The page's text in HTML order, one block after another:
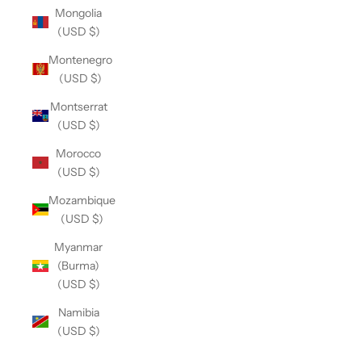
Mongolia
(USD $)
Montenegro
(USD $)
Montserrat
(USD $)
Morocco
(USD $)
Mozambique
(USD $)
Myanmar
(Burma)
(USD $)
Namibia
(USD $)